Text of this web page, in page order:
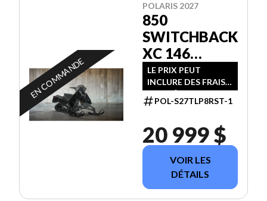
EN COMMANDE
POLARIS 2027
850
SWITCHBACK
XC 146
BLACK
LE PRIX PEUT
INCLURE DES FRAIS
SUPPLÉMENTAIRES
POL-S27TLP8RST-1
20 999 $
VOIR LES
DÉTAILS